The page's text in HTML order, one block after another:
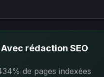
Avec rédaction SEO
de pages indexées